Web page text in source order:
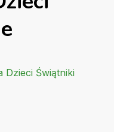
Dzieci Świątniki